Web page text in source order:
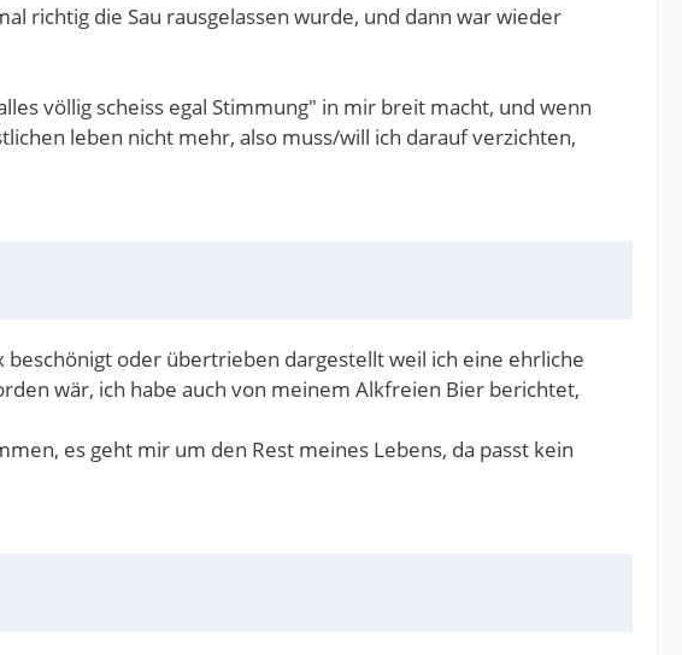
richtig die Sau rausgelassen wurde, und dann war wieder
völlig scheiss egal Stimmung" in mir breit macht, und wenn
leben nicht mehr, also muss/will ich darauf verzichten,
beschönigt oder übertrieben dargestellt weil ich eine ehrliche
wär, ich habe auch von meinem Alkfreien Bier berichtet,
es geht mir um den Rest meines Lebens, da passt kein